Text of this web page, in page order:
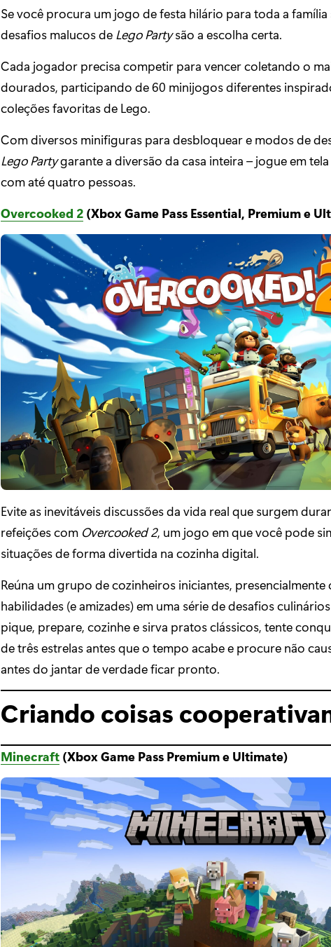
Se você procura um jogo de festa hilário para toda a
desafios malucos de Lego Partysão a escolha certa.
Cada jogador precisa competir para vencer coletando o
dourados, participando de 60 minijogos diferentes
coleções favoritas de Lego.
Com diversos minifiguras para desbloquear e modos de
Lego Partygarante a diversão da casa inteira – jogue em
com até quatro pessoas.
Overcooked 2 (Xbox Game Pass Essential, Premium e
Evite as inevitáveis discussões da vida real que surgem
refeições com Overcooked 2, um jogo em que você pode
situações de forma divertida na cozinha digital.
Reúna um grupo de cozinheiros iniciantes, presencialmente
habilidades (e amizades) em uma série de desafios
pique, prepare, cozinhe e sirva pratos clássicos, tente
de três estrelas antes que o tempo acabe e procure não
antes do jantar de verdade ficar pronto.
Criando coisas
Minecraft (Xbox Game Pass Premium e Ultimate)